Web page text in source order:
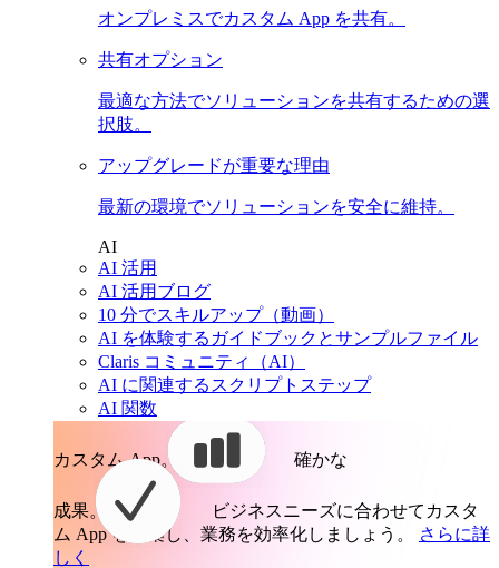
オンプレミスでカスタム App を共有。
共有オプション
最適な方法でソリューションを共有するための選
択肢。
アップグレードが重要な理由
最新の環境でソリューションを安全に維持。
AI
AI 活用
AI 活用ブログ
10 分でスキルアップ（動画）
AI を体験するガイドブックとサンプルファイル
Claris コミュニティ（AI）
AI に関連するスクリプトステップ
AI 関数
カスタム App。 確かな
成果。
ビジネスニーズに合わせてカスタ
ム App を構築し、業務を効率化しましょう。
さらに詳
しく